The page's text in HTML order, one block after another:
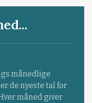
månedlige
de nyeste tal for
måned giver